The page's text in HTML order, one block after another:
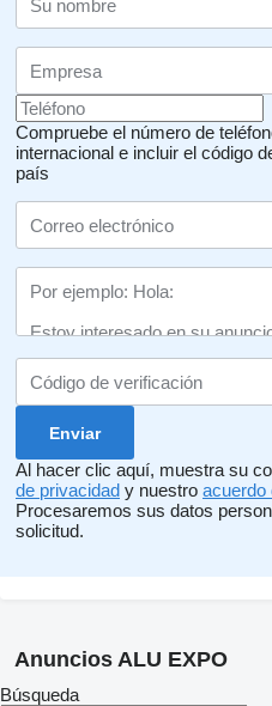
Compruebe el número de
internacional e incluir el código
país
Al hacer clic aquí, muestra su
de privacidad y nuestro acuerdo
Procesaremos sus datos
solicitud.
Anuncios ALU EXPO
Búsqueda